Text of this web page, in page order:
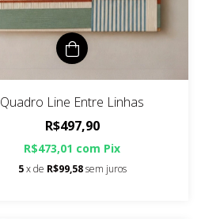
Quadro Line Entre Linhas
R$497,90
R$473,01 com Pix
5x de R$99,58sem juros